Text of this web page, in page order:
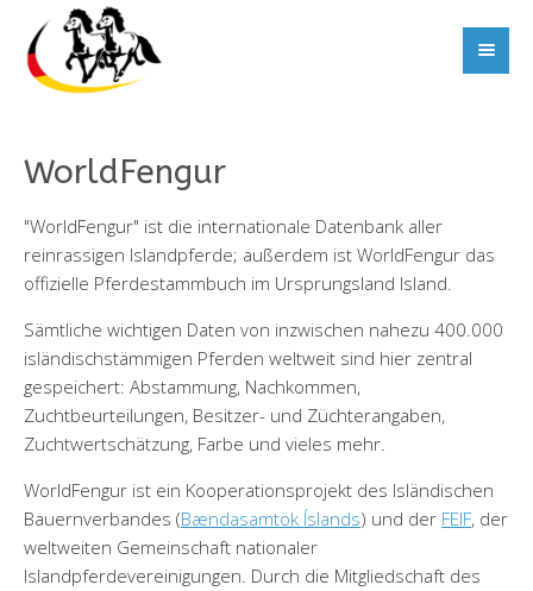
WorldFengur
"WorldFengur" ist die internationale Datenbank aller
reinrassigen Islandpferde; außerdem ist WorldFengur das
offizielle Pferdestammbuch im Ursprungsland Island.
Sämtliche wichtigen Daten von inzwischen nahezu 400.000
isländischstämmigen Pferden weltweit sind hier zentral
gespeichert: Abstammung, Nachkommen,
Zuchtbeurteilungen, Besitzer- und Züchterangaben,
Zuchtwertschätzung, Farbe und vieles mehr.
WorldFengur ist ein Kooperationsprojekt des Isländischen
Bauernverbandes (Bændasamtök Íslands) und der FEIF, der
weltweiten Gemeinschaft nationaler
Islandpferdevereinigungen. Durch die Mitgliedschaft des